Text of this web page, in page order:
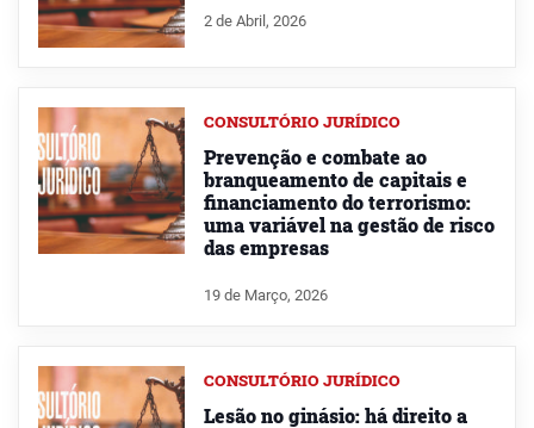
2 de Abril, 2026
CONSULTÓRIO JURÍDICO
Prevenção e combate ao
branqueamento de capitais e
financiamento do terrorismo:
uma variável na gestão de risco
das empresas
19 de Março, 2026
CONSULTÓRIO JURÍDICO
Lesão no ginásio: há direito a